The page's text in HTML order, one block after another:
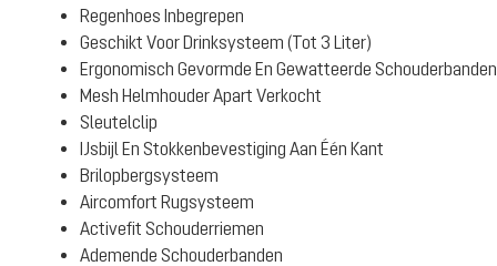
Regenhoes Inbegrepen
Geschikt Voor Drinksysteem (Tot 3 Liter)
Ergonomisch Gevormde En Gewatteerde Schouderbanden
Mesh Helmhouder Apart Verkocht
Sleutelclip
IJsbijl En Stokkenbevestiging Aan Één Kant
Brilopbergsysteem
Aircomfort Rugsysteem
Activefit Schouderriemen
Ademende Schouderbanden